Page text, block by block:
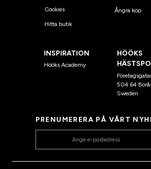
Cookies
Hitta butik
Ångra köp
INSPIRATION
Hööks Academy
HÖÖKS
504 64
Sweden
PRENUMERERA PÅ VÅRT